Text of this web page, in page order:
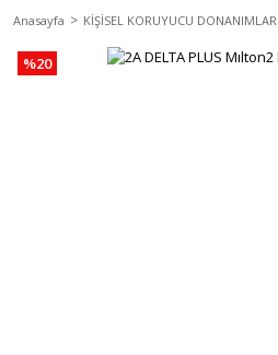
Anasayfa KİŞİSEL KORUYUCU DONANIMLAR
%20